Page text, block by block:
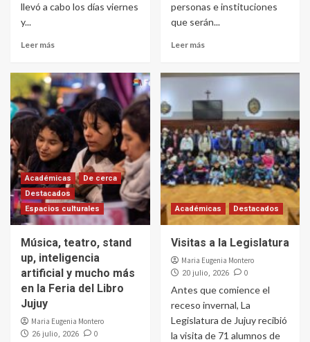
llevó a cabo los días viernes
y...
Leer más
personas e instituciones
que serán...
Leer más
Académicas
De cerca
Destacados
Espacios culturales
Música, teatro, stand
up, inteligencia
artificial y mucho más
en la Feria del Libro
Jujuy
Maria Eugenia Montero
26 julio, 2026 0
Académicas Destacados
Visitas a la Legislatura
Maria Eugenia Montero
20 julio, 2026 0
Antes que comience el
receso invernal, La
Legislatura de Jujuy recibió
la visita de 71 alumnos de